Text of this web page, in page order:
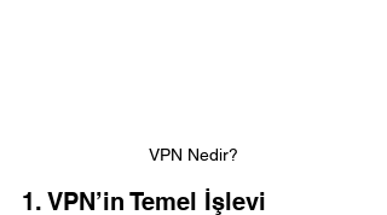
VPN Nedir?
1. VPN’in Temel İşlevi